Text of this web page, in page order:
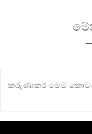
කරුණාකර මෙම